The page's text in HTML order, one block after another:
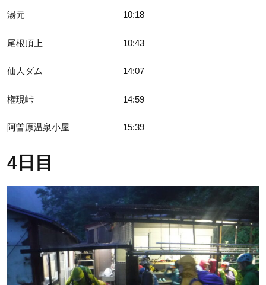
湯元 10:18
尾根頂上 10:43
仙人ダム 14:07
権現峠 14:59
阿曽原温泉小屋 15:39
4日目